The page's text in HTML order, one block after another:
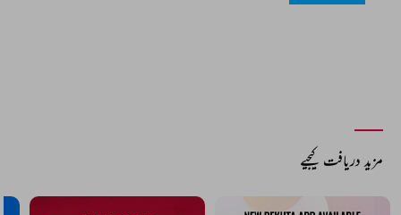
مزید دریافت کیجیے